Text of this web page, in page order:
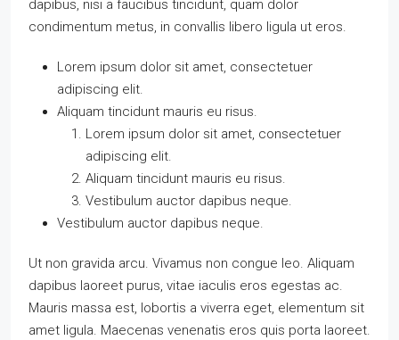
dapibus, nisi a faucibus tincidunt, quam dolor
condimentum metus, in convallis libero ligula ut eros.
Lorem ipsum dolor sit amet, consectetuer
adipiscing elit.
Aliquam tincidunt mauris eu risus.
Lorem ipsum dolor sit amet, consectetuer
adipiscing elit.
Aliquam tincidunt mauris eu risus.
Vestibulum auctor dapibus neque.
Vestibulum auctor dapibus neque.
Ut non gravida arcu. Vivamus non congue leo. Aliquam
dapibus laoreet purus, vitae iaculis eros egestas ac.
Mauris massa est, lobortis a viverra eget, elementum sit
amet ligula. Maecenas venenatis eros quis porta laoreet.